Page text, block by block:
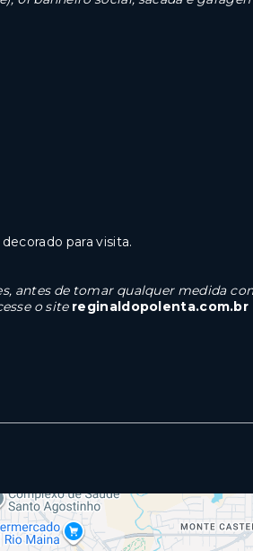
para visita.
antes de tomar qualquer medida
o site reginaldopolenta.com.br